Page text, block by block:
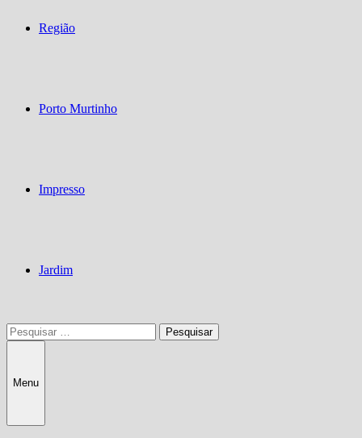
Região
Porto Murtinho
Impresso
Jardim
Pesquisar
por:
Menu